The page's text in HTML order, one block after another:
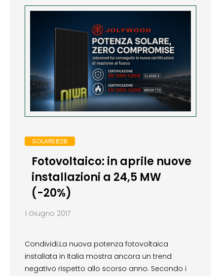
SOLAREB2B
Fotovoltaico: in aprile nuove
installazioni a 24,5 MW
(-20%)
1 Giugno 2017
Condividi:La nuova potenza fotovoltaica
installata in Italia mostra ancora un trend
negativo rispetto allo scorso anno. Secondo i